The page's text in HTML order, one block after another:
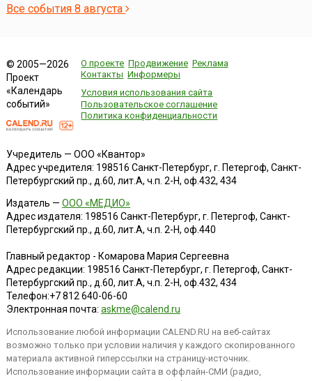
Все события 8 августа
© 2005—2026
Проект
«Календарь
событий»
О проекте Продвижение Реклама
Контакты Информеры
Условия использования сайта
Пользовательское соглашение
Политика конфиденциальности
Учредитель — ООО «Квантор»
Адрес учредителя: 198516 Санкт-Петербург, г. Петергоф, Санкт-
Петербургский пр., д.60, лит.А, ч.п. 2-Н, оф.432, 434
Издатель — ООО «МЕДИО»
Адрес издателя: 198516 Санкт-Петербург, г. Петергоф, Санкт-
Петербургский пр., д.60, лит.А, ч.п. 2-Н, оф.440
Главный редактор - Комарова Мария Сергеевна
Адрес редакции: 198516 Санкт-Петербург, г. Петергоф, Санкт-
Петербургский пр., д.60, лит.А, ч.п. 2-Н, оф.432, 434
Телефон:+7 812 640-06-60
Электронная почта: askme@calend.ru
Использование любой информации CALEND.RU на веб-сайтах
возможно только при условии наличия у каждого скопированного
материала активной гиперссылки на страницу-источник.
Использование информации сайта в оффлайн-СМИ (радио,